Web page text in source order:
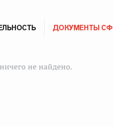
ДОКУМЕНТЫ СФ
не найдено.